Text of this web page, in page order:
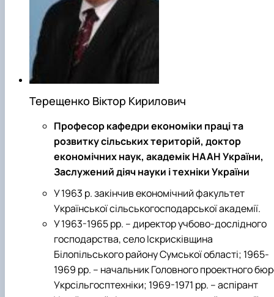
Терещенко Віктор Кирилович
Професор кафедри економіки праці та
розвитку сільських територій, доктор
економічних наук, академік НААН України,
Заслужений діяч науки і техніки України
У 1963 р. закінчив економічний факультет
Української сільськогосподарської академії.
У 1963-1965 рр. – директор учбово-дослідного
господарства, село Іскрисківщина
Білопільського району Сумської області; 1965-
1969 рр. – начальник Головного проектного
Укрсільгосптехніки; 1969-1971 рр. – аспірант